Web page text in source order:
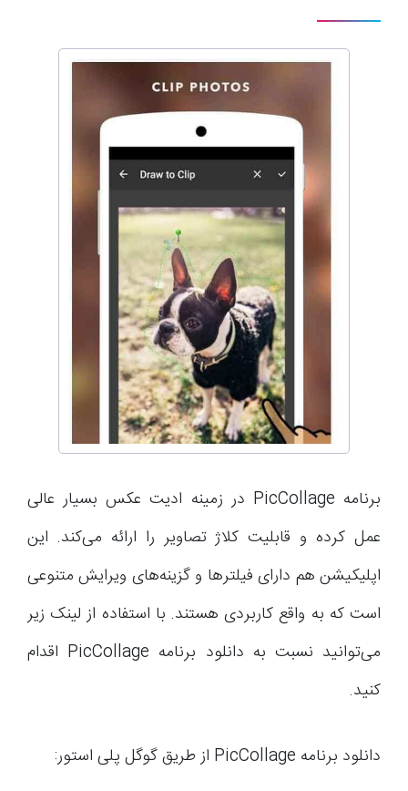
برنامه PicCollage در زمینه ادیت عکس بسیار عالی
عمل کرده و قابلیت کلاژ تصاویر را ارائه می‌کند. این
اپلیکیشن هم دارای فیلترها و گزینه‌های ویرایش متنوعی
است که به واقع کاربردی هستند. با استفاده از لینک زیر
می‌توانید نسبت به دانلود برنامه PicCollage اقدام
کنید.
دانلود برنامه PicCollage از طریق گوگل پلی استور: